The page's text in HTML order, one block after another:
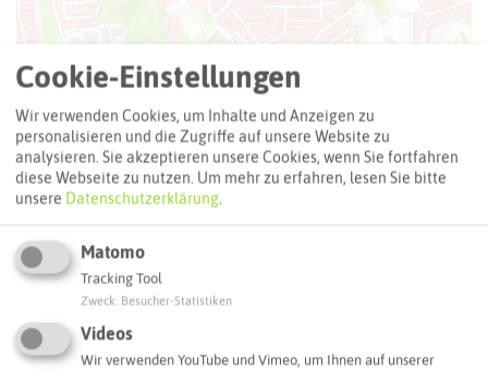
Leaflet|©OpenStreetMapcontributors |weitere Lizenzen
Cookie-Einstellungen
Wir verwenden Cookies, um Inhalte und Anzeigen zu
personalisieren und die Zugriffe auf unsere Website zu
analysieren. Sie akzeptieren unsere Cookies, wenn Sie fortfahren
diese Webseite zu nutzen. Um mehr zu erfahren, lesen Sie bitte
unsere Datenschutzerklärung.
Matomo
Tracking Tool
Zweck Besucher-Statistiken
Videos
Wir verwenden YouTube und Vimeo, um Ihnen auf unserer